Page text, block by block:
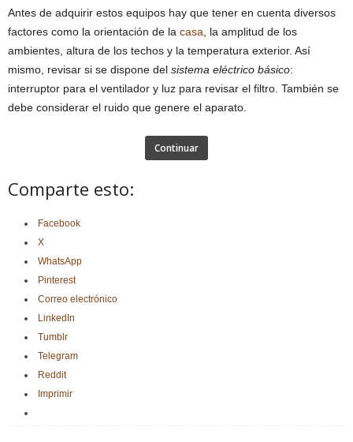
Antes de adquirir estos equipos hay que tener en cuenta diversos
factores como la orientación de la casa , la amplitud de los
ambientes, altura de los techos y la temperatura exterior. Así
mismo, revisar si se dispone del sistema eléctrico básico:
interruptor para el ventilador y luz para revisar el filtro. También se
debe considerar el ruido que genere el aparato.
Continuar
Comparte esto:
Facebook
X
WhatsApp
Pinterest
Correo electrónico
LinkedIn
Tumblr
Telegram
Reddit
Imprimir